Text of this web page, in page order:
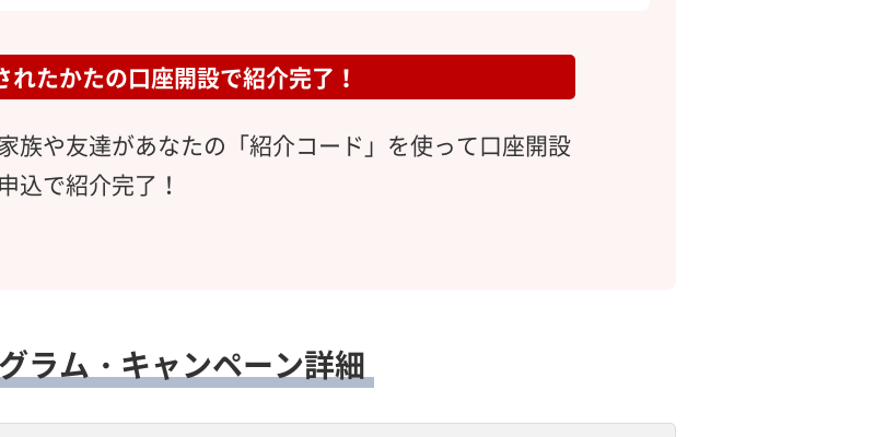
れたかたの口座開設で紹介完了！
族や友達があなたの「紹介コード」を使って口座開設
申込で紹介完了！
ラム・キャンペーン詳細